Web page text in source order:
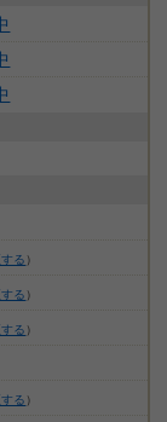
る ）
る ）
る ）
る ）